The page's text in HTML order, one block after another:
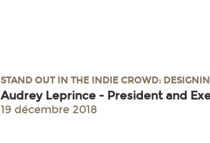
STAND OUT IN THE INDIE CROWD:
Audrey Leprince - President and
19 décembre 2018